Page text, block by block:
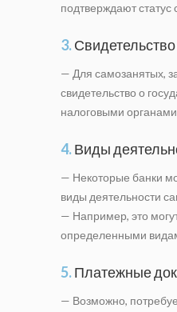
подтверждают
3.Свидетельство
— Для самозанятых,
свидетельство о
налоговыми
4.Виды
— Некоторые банки
виды деятельности
— Например, это
определенными
5.Платежные
— Возможно,